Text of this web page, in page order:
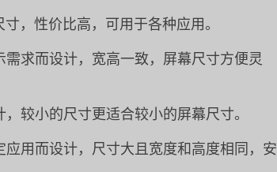
，性价比高，可用于各种应用。
需求而设计，宽高一致，屏幕尺寸方便灵
较小的尺寸更适合较小的屏幕尺寸。
应用而设计，尺寸大且宽度和高度相同，安